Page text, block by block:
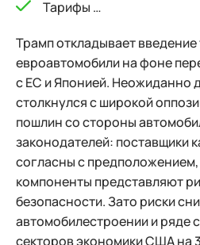
Тарифы …
Трамп откладывает
евроавтомобили на фоне
с ЕС и Японией. Неожиданно
столкнулся с широкой
пошлин со стороны
законодателей: поставщики
согласны с
компоненты представляют
безопасности. Зато риски
автомобилестроении и ряде
секторов экономики США на